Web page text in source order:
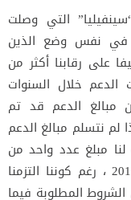
التي وصلت
في نفس وضع الذين
على رقابنا أكثر من
الدعم خلال السنوات
مبالغ الدعم قد تم
نتسلم مبالغ الدعم
لنا مبلغ عدد واحد من
سنة 2016 ، هذا دون الحديث عن سنة 2018 ، رغم كوننا التزمنا
المطلوبة فيما